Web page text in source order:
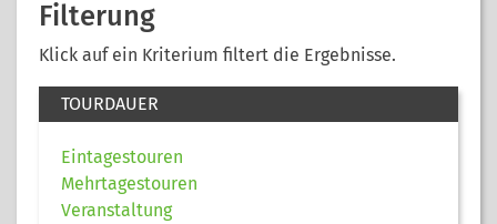
Filterung
Klick auf ein Kriterium filtert die Ergebnisse.
TOURDAUER
Eintagestouren
Mehrtagestouren
Veranstaltung